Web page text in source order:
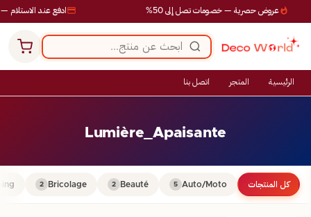
ادفع عند الاستلام — عروض حصرية — خصومات تصل إلى 50%
الرئيسية المتجر اتصل بنا
Lumière_Apaisante
كل المنتجات Auto/Moto
5
Beauté
2
Bricolage
2